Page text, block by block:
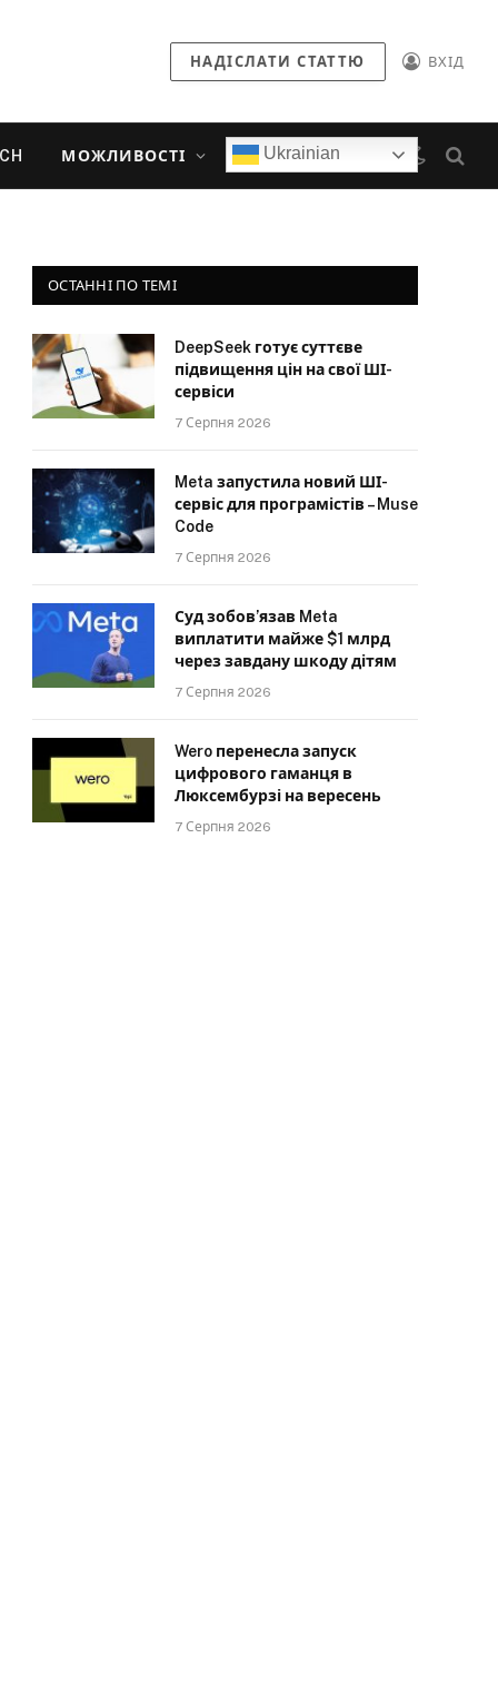
НАДІСЛАТИ СТАТТЮ ВХІД
МОЖЛИВОСТІ Ukrainian
ОСТАННІ ПО ТЕМІ
DeepSeek готує суттєве
підвищення цін на свої ШІ-
сервіси
7 Серпня 2026
Meta запустила новий ШІ-
сервіс для програмістів – Muse
Code
7 Серпня 2026
Суд зобов’язав Meta
виплатити майже $1 млрд
через завдану шкоду дітям
7 Серпня 2026
Wero перенесла запуск
цифрового гаманця в
Люксембурзі на вересень
7 Серпня 2026